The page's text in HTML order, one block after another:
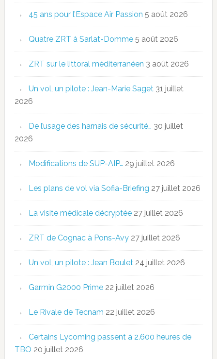
45 ans pour l’Espace Air Passion 5 août 2026
Quatre ZRT à Sarlat-Domme 5 août 2026
ZRT sur le littoral méditerranéen 3 août 2026
Un vol, un pilote : Jean-Marie Saget 31 juillet
2026
De l’usage des harnais de sécurité… 30 juillet
2026
Modifications de SUP-AIP… 29 juillet 2026
Les plans de vol via Sofia-Briefing 27 juillet 2026
La visite médicale décryptée 27 juillet 2026
ZRT de Cognac à Pons-Avy 27 juillet 2026
Un vol, un pilote : Jean Boulet 24 juillet 2026
Garmin G2000 Prime 22 juillet 2026
Le Rivale de Tecnam 22 juillet 2026
Certains Lycoming passent à 2.600 heures de
TBO 20 juillet 2026